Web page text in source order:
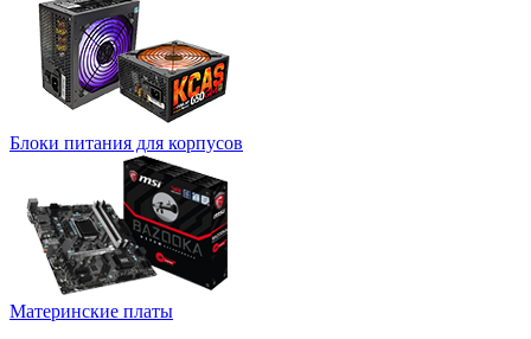
Блоки питания для корпусов
Материнские платы